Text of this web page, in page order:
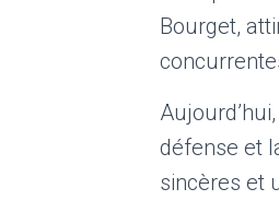
Bourget,
défense et
sincères et